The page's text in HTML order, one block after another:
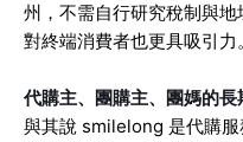
州，不需自行研究稅制與地
對終端消費者也更具吸引力。
代購主、團購主、團媽的長
與其說 smilelong 是代購